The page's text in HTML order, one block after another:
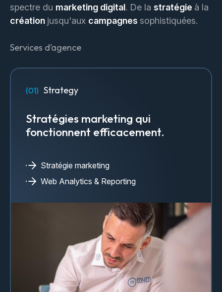
Services d’agence
spectre du marketing digital. De la stratégie à la
création jusqu'aux campagnes sophistiquées.
Strategy
Stratégies marketing qui
fonctionnent efficacement.
Stratégie marketing
Web Analytics & Reporting